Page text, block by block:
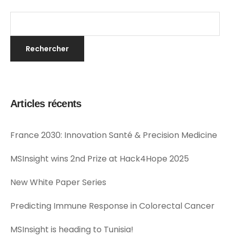
Articles récents
France 2030: Innovation Santé & Precision Medicine
MSInsight wins 2nd Prize at Hack4Hope 2025
New White Paper Series
Predicting Immune Response in Colorectal Cancer
MSInsight is heading to Tunisia!